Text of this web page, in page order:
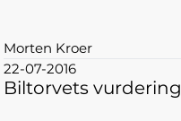
Morten Kroer
22-07-2016
Biltorvets vurdering